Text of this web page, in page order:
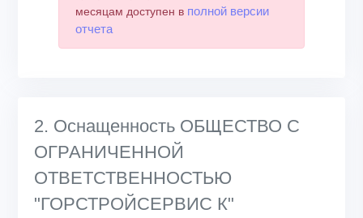
месяцам доступен в полной версии
отчета
2. Оснащенность ОБЩЕСТВО С
ОГРАНИЧЕННОЙ
ОТВЕТСТВЕННОСТЬЮ
"ГОРСТРОЙСЕРВИС К"